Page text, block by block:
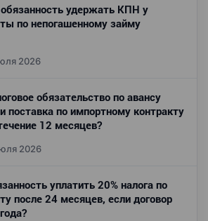
обязанность удержать КПН у
по непогашенному займу
2026
обязательство по авансу
поставка по импортному контракту
12 месяцев?
2026
уплатить 20% налога по
после 24 месяцев, если договор